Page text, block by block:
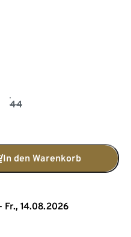
44
In den Warenkorb
Fr., 14.08.2026